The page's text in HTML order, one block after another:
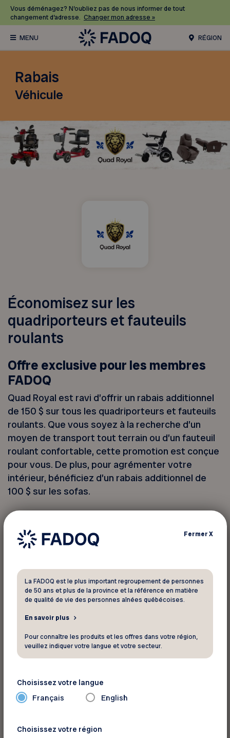
Vous déménagez? N’oubliez pas de nous informer de tout
changement d’adresse. Changer mon adresse »
RÉGION
Rabais
Véhicule
Économisez sur les
quadriporteurs et fauteuils
roulants
Offre exclusive pour les membres
FADOQ
Quad Royal est ravi d’offrir un rabais additionnel
de 150 $ sur tous les quadriporteurs et fauteuils
roulants. Que vous soyez à la recherche d’un
moyen de transport tout terrain ou d’un fauteuil
roulant confortable, cette promotion est conçue
pour vous. De plus, pour agrémenter votre
intérieur, bénéficiez d’un rabais additionnel de
100 $ sur les sofas.
pour allier confort, qualité et durabilité. Cette
offre est l’occasion parfaite pour améliorer votre
en réalisant des économies significatives. Ne
manquez pas cette chance de vous équiper à
prix réduit!
découvrir tous les produits éligibles à cette
promotion.
*Rabais disponible en magasin seulement.
Pour informations
FermerX
La FADOQ est le plus important regroupement de personnes
de 50 ans et plus de la province et la référence en matière
de qualité de vie des personnes aînées québécoises.
En savoir plus
Pour connaître les produits et les offres dans votre région,
veuillez indiquer votre langue et votre secteur.
Choisissez votre langue
Français English
Choisissez votre région